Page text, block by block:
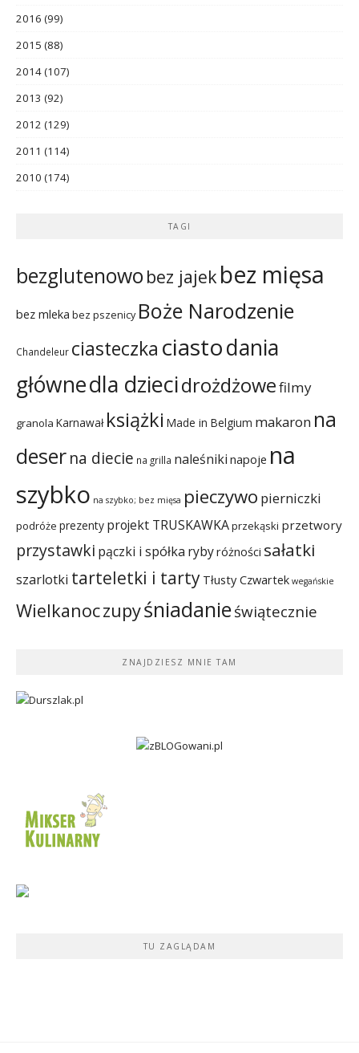
2016 (99)
2015 (88)
2014(107)
2013 (92)
2012 (129)
2011 (114)
2010 (174)
TAGI
bezglutenowo bez jajek bez mięsa
bez mleka bez pszenicy Boże Narodzenie
Chandeleur ciasteczka ciastodania
głównedla dziecidrożdżowefilmy
granola Karnawał książki Made in Belgium makaron na
deserna diecie na grilla naleśniki napoje na
szybko na szybko; bez mięsa pieczywo pierniczki
podróże prezenty projekt TRUSKAWKAprzekąski przetwory
przystawki pączki i spółka rybyróżności sałatki
szarlotki tarteletki i tarty Tłusty Czwartek wegańskie
Wielkanoczupyśniadanieświątecznie
ZNAJDZIESZ MNIE TAM
TU ZAGLĄDAM